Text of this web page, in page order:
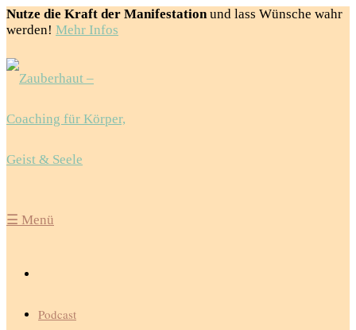
Nutze die Kraft der Manifestationund lass Wünsche wahr
werden! Mehr Infos
☰ Menü
Podcast